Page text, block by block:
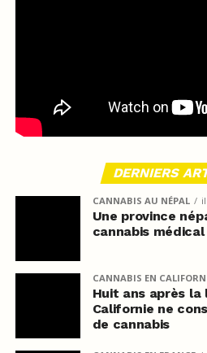
DERNIERS
CANNABIS AU NÉPAL
Une province
cannabis médical
CANNABIS EN
Huit ans après la
Californie ne
de cannabis